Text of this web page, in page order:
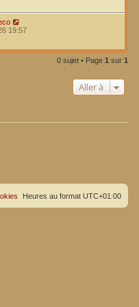
19:57
0 sujet • Page 1 sur 1
Aller à
Heures au format UTC+01:00